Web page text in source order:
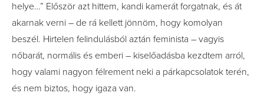
helye…” Először azt hittem, kandi kamerát forgatnak, és át
akarnak verni – de rá kellett jönnöm, hogy komolyan
beszél. Hirtelen felindulásból aztán feminista – vagyis
nőbarát, normális és emberi – kiselőadásba kezdtem arról,
hogy valami nagyon félrement neki a párkapcsolatok terén,
és nem biztos, hogy igaza van.